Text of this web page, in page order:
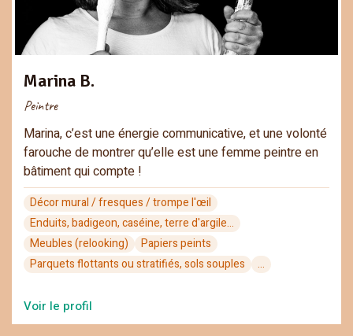
Marina B.
Peintre
Marina, c’est une énergie communicative, et une volonté
farouche de montrer qu’elle est une femme peintre en
bâtiment qui compte !
Décor mural / fresques / trompe l'œil
Enduits, badigeon, caséine, terre d'argile…
Meubles (relooking)
Papiers peints
Parquets flottants ou stratifiés, sols souples
...
Voir le profil